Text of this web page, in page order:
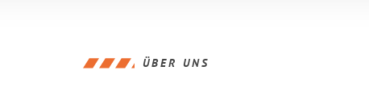
ÜBER UNS